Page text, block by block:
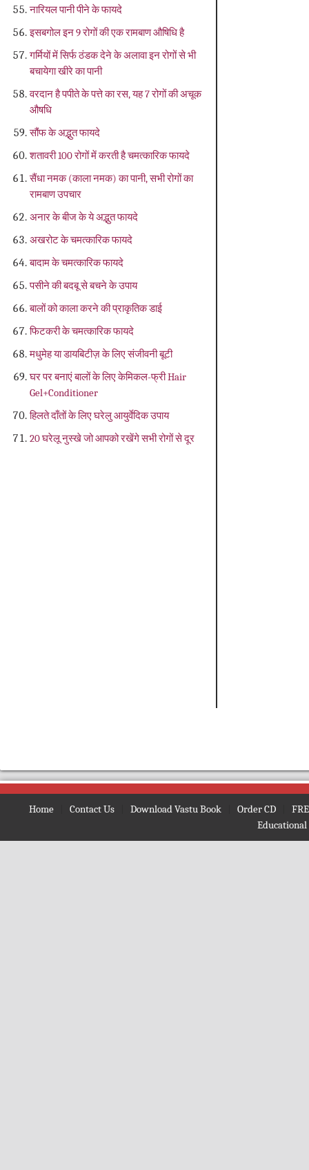
नारियल पानी पीने के फायदे
इसबगोल इन 9 रोगों की एक रामबाण औषिधि है
गर्मियों में सिर्फ ठंडक देने के अलावा इन रोगों से भी
बचायेगा खीरे का पानी
वरदान है पपीते के पत्ते का रस, यह 7 रोगों की अचूक
औषधि
सौंफ के अद्भुत फायदे
शतावरी 100 रोगों में करती है चमत्कारिक फायदे
सैंधा नमक (काला नमक) का पानी, सभी रोगों का
रामबाण उपचार
अनार के बीज के ये अद्भुत फायदे
अखरोट के चमत्कारिक फायदे
बादाम के चमत्कारिक फायदे
पसीने की बदबू से बचने के उपाय
बालों को काला करने की प्राकृतिक डाई
फिटकरी के चमत्कारिक फायदे
मधुमेह या डायबिटीज़ के लिए संजीवनी बूटी
घर पर बनाएं बालों के लिए केमिकल-फ्री Hair
Gel+Conditioner
हिलते दाँतों के लिए घरेलु आयुर्वेदिक उपाय
20 घरेलू नुस्खे जो आपको रखेंगे सभी रोगों से दूर
Home Contact Us Download Vastu Book Order CD